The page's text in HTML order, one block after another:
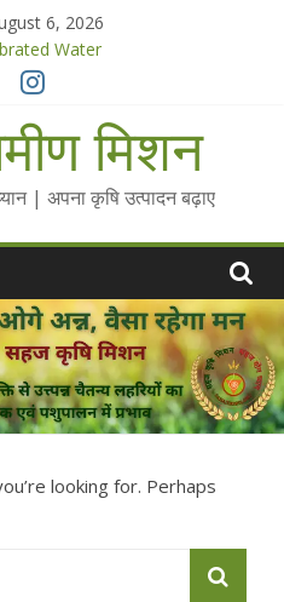
6, 2026
Water
for Sahaj Krishi Promotions
- 2025-26मिशन
| अपना कृषि उत्पादन बढ़ाए
looking for. Perhaps